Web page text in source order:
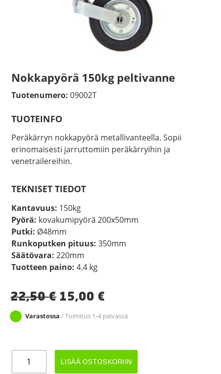
Nokkapyörä 150kg peltivanne
Tuotenumero: 09002T
TUOTEINFO
Peräkärryn nokkapyörä metallivanteella. Sopii
erinomaisesti jarruttomiin peräkärryihin ja
venetrailereihin.
TEKNISET TIEDOT
Kantavuus: 150kg
Pyörä: kovakumipyörä 200x50mm
Putki: Ø48mm
Runkoputken pituus: 350mm
Säätövara: 220mm
Tuotteen paino: 4.4 kg
22,50€ 15,00 €
Varastossa / Toimitus 1-4 päivässä
150kg
LISÄÄ OSTOSKORIIN